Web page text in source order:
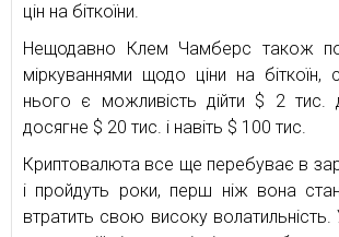
цін на біткоїни.
Нещодавно Клем Чамберс також
міркуваннями щодо ціни на
нього є можливість дійти $ 2 тис.
досягне $ 20 тис. і навіть $ 100 тис.
Криптовалюта все ще перебуває в
і пройдуть роки, перш ніж вона
втратить свою високу волатильність.